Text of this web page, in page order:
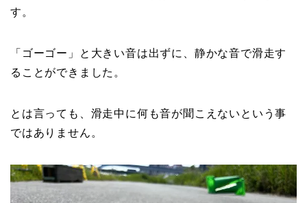
す。
「ゴーゴー」と大きい音は出ずに、静かな音で滑走す
ることができました。
とは言っても、滑走中に何も音が聞こえないという事
ではありません。